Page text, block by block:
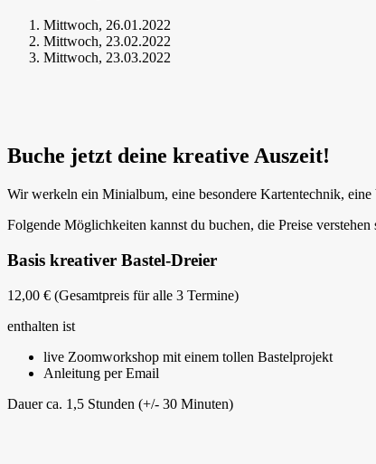
Mittwoch, 26.01.2022
Mittwoch, 23.02.2022
Mittwoch, 23.03.2022
Buche jetzt deine kreative Auszeit!
Wir werkeln ein Minialbum, eine besondere Kartentechnik, eine
Folgende Möglichkeiten kannst du buchen, die Preise
Basis kreativer Bastel-Dreier
12,00 € (Gesamtpreis für alle 3 Termine)
enthalten ist
live Zoomworkshop mit einem tollen Bastelprojekt
Anleitung per Email
Dauer ca. 1,5 Stunden (+/- 30 Minuten)